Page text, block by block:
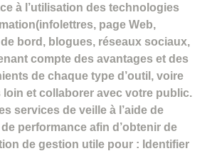
à l’utilisation des technologies
page Web,
bord, blogues, réseaux sociaux,
compte des avantages et des
de chaque type d’outil, voire
loin et collaborer avec votre public.
services de veille à l’aide de
performance afin d’obtenir de
de gestion utile pour : Identifier